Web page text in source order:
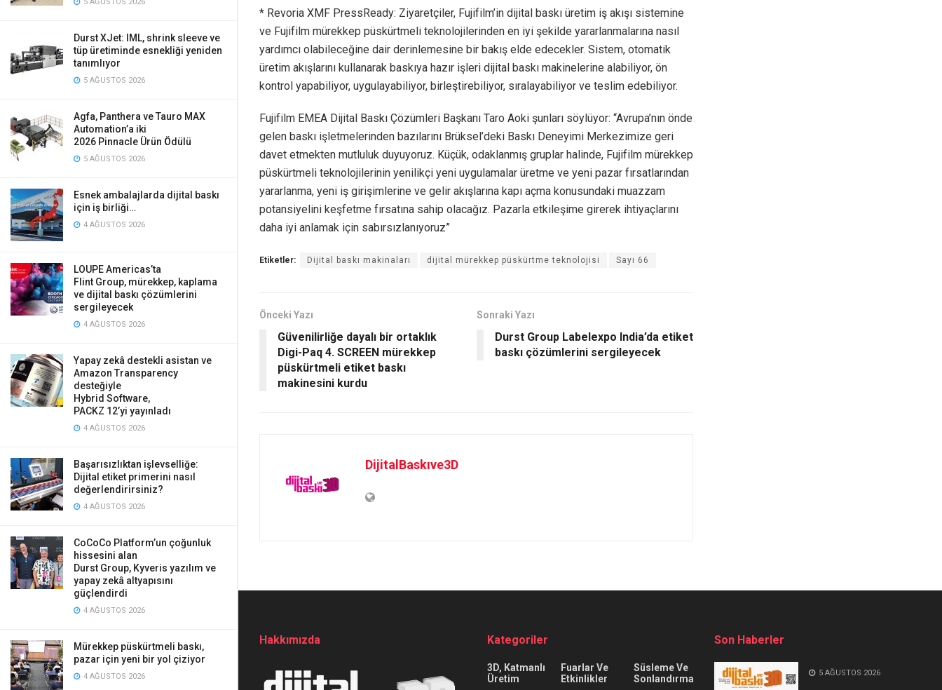
Durst XJet: IML, shrink sleeve ve
tüp üretiminde esnekliği yeniden
tanımlıyor
5 AĞUSTOS 2026
Agfa, Panthera ve Tauro MAX
Automation’a iki
2026 Pinnacle Ürün Ödülü
5 AĞUSTOS 2026
Esnek ambalajlarda dijital baskı
için iş birliği…
4 AĞUSTOS 2026
LOUPE Americas’ta
Flint Group, mürekkep, kaplama
ve dijital baskı çözümlerini
sergileyecek
4 AĞUSTOS 2026
Yapay zekâ destekli asistan ve
Amazon Transparency
desteğiyle
Hybrid Software,
PACKZ 12’yi yayınladı
4 AĞUSTOS 2026
Başarısızlıktan işlevselliğe:
Dijital etiket primerini nasıl
değerlendirirsiniz?
4 AĞUSTOS 2026
CoCoCo Platform’un çoğunluk
hissesini alan
Durst Group, Kyveris yazılım ve
yapay zekâ altyapısını
güçlendirdi
4 AĞUSTOS 2026
Mürekkep püskürtmeli baskı,
pazar için yeni bir yol çiziyor
4 AĞUSTOS 2026
* Revoria XMF PressReady: Ziyaretçiler, Fujifilm’in dijital baskı üretim iş akışı sistemine
ve Fujifilm mürekkep püskürtmeli teknolojilerinden en iyi şekilde yararlanmalarına nasıl
yardımcı olabileceğine dair derinlemesine bir bakış elde edecekler. Sistem, otomatik
üretim akışlarını kullanarak baskıya hazır işleri dijital baskı makinelerine alabiliyor, ön
kontrol yapabiliyor, uygulayabiliyor, birleştirebiliyor, sıralayabiliyor ve teslim edebiliyor.
Fujifilm EMEA Dijital Baskı Çözümleri Başkanı Taro Aoki şunları söylüyor: “Avrupa’nın önde
gelen baskı işletmelerinden bazılarını Brüksel’deki Baskı Deneyimi Merkezimize geri
davet etmekten mutluluk duyuyoruz. Küçük, odaklanmış gruplar halinde, Fujifilm mürekkep
püskürtmeli teknolojilerinin yenilikçi yeni uygulamalar üretme ve yeni pazar fırsatlarından
yararlanma, yeni iş girişimlerine ve gelir akışlarına kapı açma konusundaki muazzam
potansiyelini keşfetme fırsatına sahip olacağız. Pazarla etkileşime girerek ihtiyaçlarını
daha iyi anlamak için sabırsızlanıyoruz”
Etiketler: Dijital baskı makinaları dijital mürekkep püskürtme teknolojisi Sayı 66
Önceki Yazı
Güvenilirliğe dayalı bir ortaklık
Digi-Paq 4. SCREEN mürekkep
püskürtmeli etiket baskı
makinesini kurdu
Sonraki Yazı
Durst Group Labelexpo India’da etiket
baskı çözümlerini sergileyecek
DijitalBaskıve3D
Hakkımızda Kategoriler
3D, Katmanlı
Üretim
Fuarlar Ve
Etkinlikler
Süsleme Ve
Sonlandırma
Son Haberler
5 AĞUSTOS 2026